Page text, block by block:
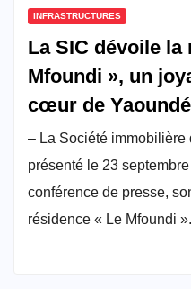
INFRASTRUCTURES
La SIC dévoile la
Mfoundi », un
cœur de Yaoundé
– La Société immobilière
présenté le 23
conférence de presse,
résidence « Le Mfoundi